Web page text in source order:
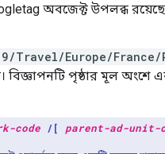
অবজেক্ট উপলব্ধ
Travel/Europe/
পৃষ্ঠার মূল অংশে
code /[ parent-ad-unit-